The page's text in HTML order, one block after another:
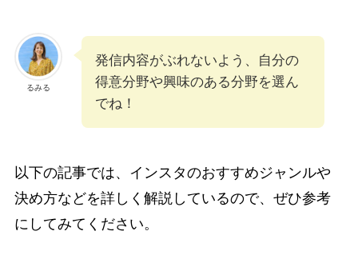
るみる
発信内容がぶれないよう、自分の
得意分野や興味のある分野を選ん
でね！
以下の記事では、インスタのおすすめジャンルや
決め方などを詳しく解説しているので、ぜひ参考
にしてみてください。